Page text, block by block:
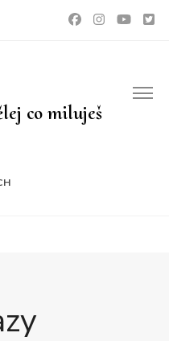
co miluješ